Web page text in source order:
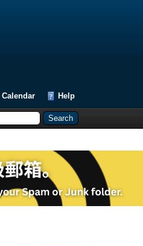
Calendar Help